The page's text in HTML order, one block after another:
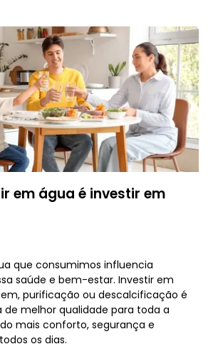
em água é investir em
que consumimos influencia
saúde e bem-estar. Investir em
purificação ou descalcificação é
melhor qualidade para toda a
mais conforto, segurança e
os dias.